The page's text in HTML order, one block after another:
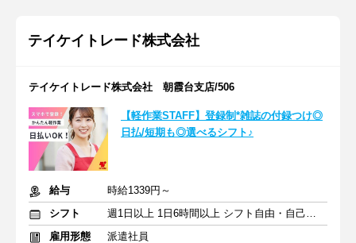
テイケイトレード株式会社
テイケイトレード株式会社 朝霞台支店/506
【軽作業STAFF】登録制*雑誌の付録つけ◎
日払/短期も◎選べるシフト♪
給与
時給1339円～
シフト
週1日以上 1日6時間以上 シフト自由・自己申告
雇用形態
派遣社員